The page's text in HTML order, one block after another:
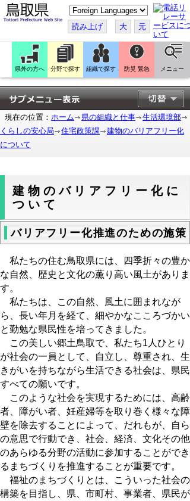
こ
の
ペ
ー
ジ
翻
訳
す
る
読み上げ 大 元
県外の方へ 分野で探す 組織で探す 防災 緊急 メニュー
現在の位置： ホーム 県の組織と仕事
生活環境部
くらしの安心局
住宅政策課
建物のバリアフリー化
について
建物のバリアフリー化に
ついて
バリアフリー化推進のための施策
私たちの住む鳥取県には、四季折々の豊か
な自然、歴史と文化の薫り高い風土がありま
す。
私たちは、この自然、風土に囲まれなが
ら、長い年月を経て、細やかなこころづかい
と勤勉な県民性を培ってきました。
この美しい郷土鳥取で、私たち1人ひとり
が社会の一員として、自立し、尊重され、生
きがいを持ちながら生活できる社会は、県民
すべての願いです。
このような社会を実現するためには、高齢
者、障がい者、妊産婦等を取り巻く様々な障
壁を除去することによって、だれもが、自ら
の意思で行動でき、社会、経済、文化その他
のあらゆる分野の活動に参加することができ
るまちづくりを推進することが重要です。
福祉のまちづくりとは、こういった社会の
構築を目指し、県、市町村、事業者、県民が